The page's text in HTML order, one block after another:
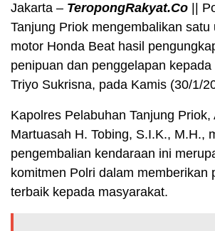
Jakarta – TeropongRakyat.Co ||
Tanjung Priok mengembalikan satu
motor Honda Beat hasil
penipuan dan penggelapan kepada
Triyo Sukrisna, pada Kamis (30/1/
Kapolres Pelabuhan Tanjung Priok,
Martuasah H. Tobing, S.I.K., M.H.,
pengembalian kendaraan ini
komitmen Polri dalam memberikan
terbaik kepada masyarakat.